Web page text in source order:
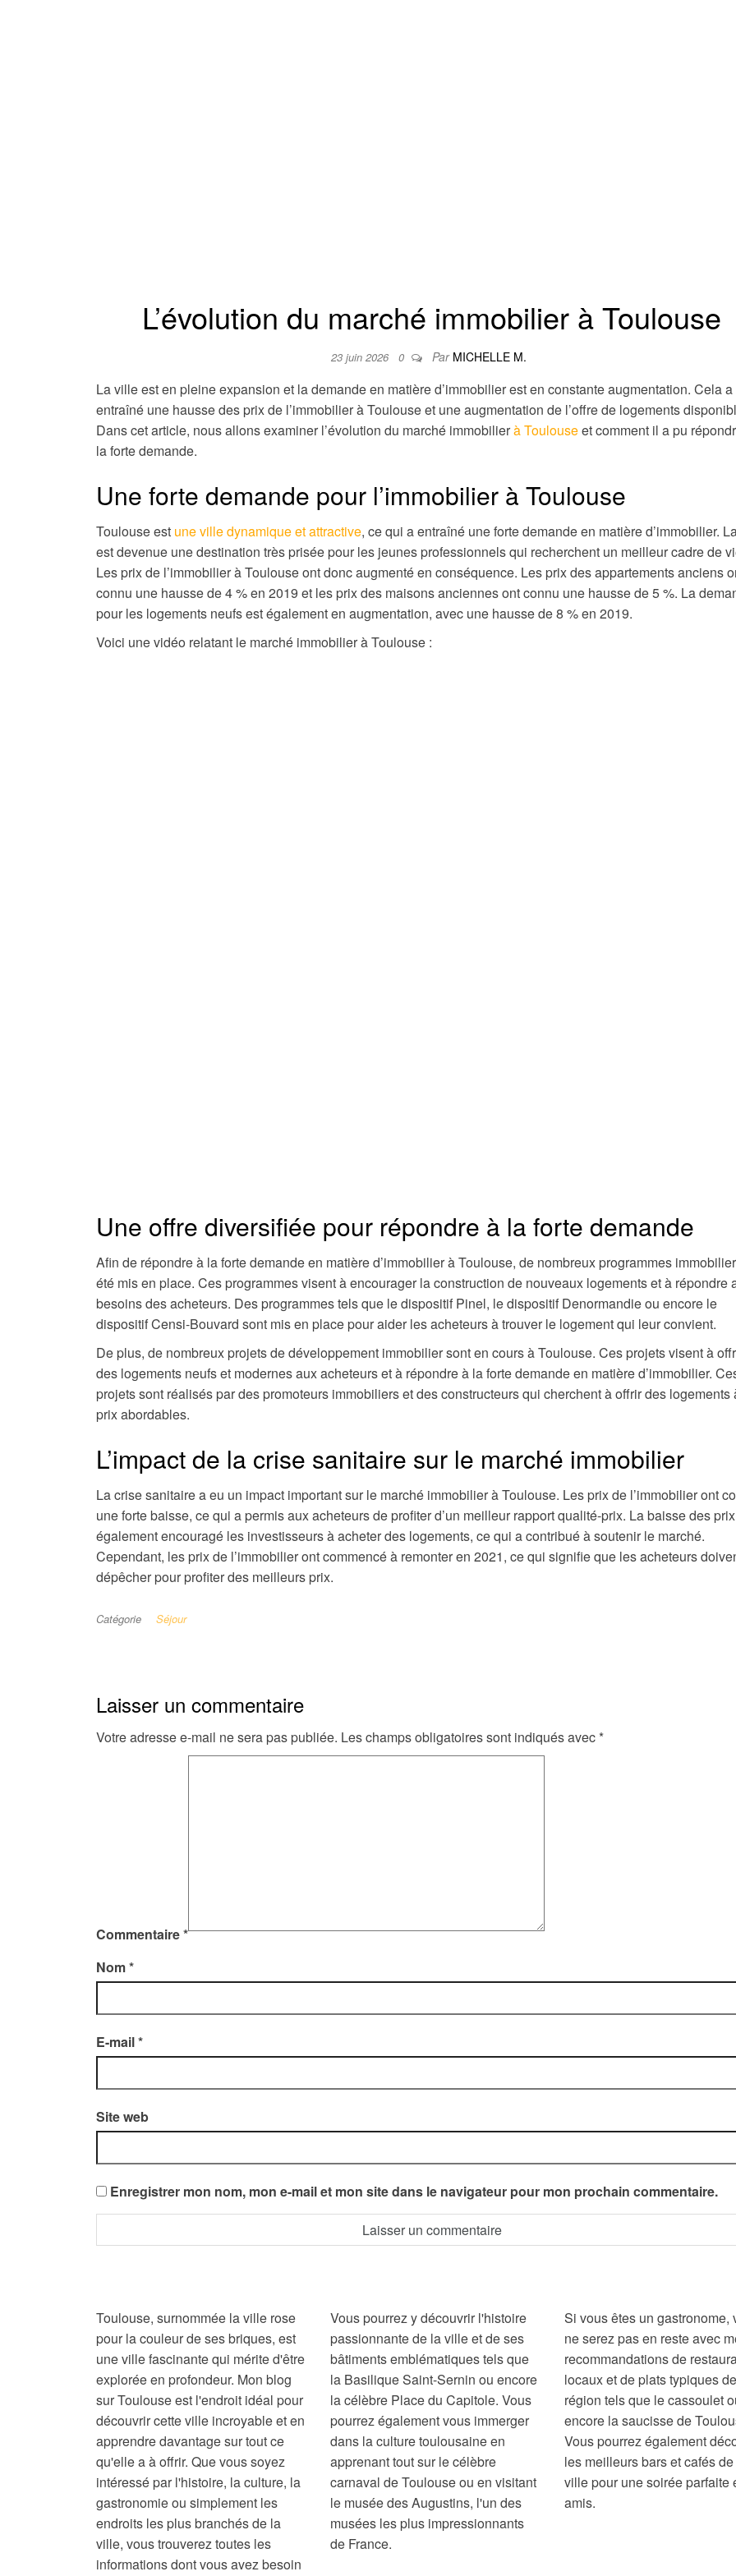
L’évolution du marché immobilier à Toulouse
23 juin 2026 0 Par MICHELLE M.
La ville est en pleine expansion et la demande en matière d’immobilier est en constante augmentation. Cela a
entraîné une hausse des prix de l’immobilier à Toulouse et une augmentation de l’offre de logements
Dans cet article, nous allons examiner l’évolution du marché immobilierà Toulouseet comment il a pu
la forte demande.
Une forte demande pour l’immobilier à Toulouse
Toulouse est une ville dynamique et attractive, ce qui a entraîné une forte demande en matière d’immobilier.
est devenue une destination très prisée pour les jeunes professionnels qui recherchent un meilleur cadre de
Les prix de l’immobilier à Toulouse ont donc augmenté en conséquence. Les prix des appartements anciens
connu une hausse de 4 % en 2019 et les prix des maisons anciennes ont connu une hausse de 5 %. La
pour les logements neufs est également en augmentation, avec une hausse de 8 % en 2019.
Voici une vidéo relatant le marché immobilier à Toulouse :
Une offre diversifiée pour répondre à la forte demande
Afin de répondre à la forte demande en matière d’immobilier à Toulouse, de nombreux programmes
été mis en place. Ces programmes visent à encourager la construction de nouveaux logements et à répondre
besoins des acheteurs. Des programmes tels que le dispositif Pinel, le dispositif Denormandie ou encore le
dispositif Censi-Bouvard sont mis en place pour aider les acheteurs à trouver le logement qui leur convient.
De plus, de nombreux projets de développement immobilier sont en cours à Toulouse. Ces projets visent à
des logements neufs et modernes aux acheteurs et à répondre à la forte demande en matière d’immobilier.
projets sont réalisés par des promoteurs immobiliers et des constructeurs qui cherchent à offrir des logements
prix abordables.
L’impact de la crise sanitaire sur le marché immobilier
La crise sanitaire a eu un impact important sur le marché immobilier à Toulouse. Les prix de l’immobilier ont
une forte baisse, ce qui a permis aux acheteurs de profiter d’un meilleur rapport qualité-prix. La baisse des
également encouragé les investisseurs à acheter des logements, ce qui a contribué à soutenir le marché.
Cependant, les prix de l’immobilier ont commencé à remonter en 2021, ce qui signifie que les acheteurs
dépêcher pour profiter des meilleurs prix.
Catégorie Séjour
Laisser un commentaire
Votre adresse e-mail ne sera pas publiée. Les champs obligatoires sont indiqués avec *
Commentaire*
Nom*
E-mail*
Site web
Enregistrer mon nom, mon e-mail et mon site dans le navigateur pour mon prochain commentaire.
Toulouse, surnommée la ville rose
pour la couleur de ses briques, est
une ville fascinante qui mérite d'être
explorée en profondeur. Mon blog
sur Toulouse est l'endroit idéal pour
découvrir cette ville incroyable et en
apprendre davantage sur tout ce
qu'elle a à offrir. Que vous soyez
intéressé par l'histoire, la culture, la
gastronomie ou simplement les
endroits les plus branchés de la
ville, vous trouverez toutes les
informations dont vous avez besoin
Vous pourrez y découvrir l'histoire
passionnante de la ville et de ses
bâtiments emblématiques tels que
la Basilique Saint-Sernin ou encore
la célèbre Place du Capitole. Vous
pourrez également vous immerger
dans la culture toulousaine en
apprenant tout sur le célèbre
carnaval de Toulouse ou en visitant
le musée des Augustins, l'un des
musées les plus impressionnants
de France.
Si vous êtes un gastronome,
ne serez pas en reste avec
recommandations de
locaux et de plats typiques
région tels que le cassoulet
encore la saucisse de
Vous pourrez également
les meilleurs bars et cafés
ville pour une soirée parfaite
amis.